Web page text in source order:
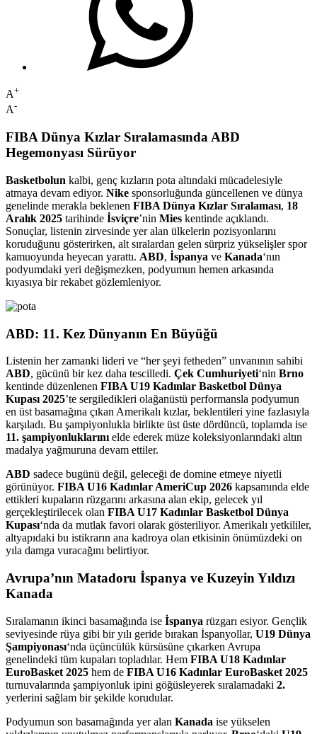
A+
A-
FIBA Dünya Kızlar Sıralamasında ABD
Hegemonyası Sürüyor
Basketbolun kalbi, genç kızların pota altındaki mücadelesiyle
atmaya devam ediyor. Nike sponsorluğunda güncellenen ve dünya
genelinde merakla beklenen FIBA Dünya Kızlar Sıralaması, 18
Aralık 2025 tarihinde İsviçre’nin Mies kentinde açıklandı.
Sonuçlar, listenin zirvesinde yer alan ülkelerin pozisyonlarını
koruduğunu gösterirken, alt sıralardan gelen sürpriz yükselişler spor
kamuoyunda heyecan yarattı. ABD, İspanya ve Kanada‘nın
podyumdaki yeri değişmezken, podyumun hemen arkasında
kıyasıya bir rekabet gözlemleniyor.
ABD: 11. Kez Dünyanın En Büyüğü
Listenin her zamanki lideri ve “her şeyi fetheden” unvanının sahibi
ABD, gücünü bir kez daha tescilledi. Çek Cumhuriyeti‘nin Brno
kentinde düzenlenen FIBA U19 Kadınlar Basketbol Dünya
Kupası 2025’te sergiledikleri olağanüstü performansla podyumun
en üst basamağına çıkan Amerikalı kızlar, beklentileri yine fazlasıyla
karşıladı. Bu şampiyonlukla birlikte üst üste dördüncü, toplamda ise
11. şampiyonluklarınıelde ederek müze koleksiyonlarındaki altın
madalya yağmuruna devam ettiler.
ABD sadece bugünü değil, geleceği de domine etmeye niyetli
görünüyor. FIBA U16 Kadınlar AmeriCup 2026 kapsamında elde
ettikleri kupaların rüzgarını arkasına alan ekip, gelecek yıl
gerçekleştirilecek olan FIBA U17 Kadınlar Basketbol Dünya
Kupası‘nda da mutlak favori olarak gösteriliyor. Amerikalı yetkililer,
altyapıdaki bu istikrarın ana kadroya olan etkisinin önümüzdeki on
yıla damga vuracağını belirtiyor.
Avrupa’nın Matadoru İspanya ve Kuzeyin Yıldızı
Kanada
Sıralamanın ikinci basamağında ise İspanya rüzgarı esiyor. Gençlik
seviyesinde rüya gibi bir yılı geride bırakan İspanyollar, U19 Dünya
Şampiyonası‘nda üçüncülük kürsüsüne çıkarken Avrupa
genelindeki tüm kupaları topladılar. Hem FIBA U18 Kadınlar
EuroBasket 2025 hem de FIBA U16 Kadınlar EuroBasket 2025
turnuvalarında şampiyonluk ipini göğüsleyerek sıralamadaki 2.
yerlerini sağlam bir şekilde korudular.
Podyumun son basamağında yer alan Kanada ise yükselen